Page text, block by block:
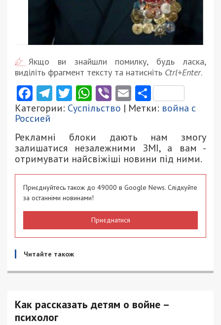
Якщо ви знайшли помилку, будь ласка,
виділіть фрагмент тексту та натисніть Ctrl+Enter.
Facebook
Telegram
Twitter
WhatsApp
ViberEmail
Категории: Суспільство | Метки: война с
Россией
Рекламні блоки дають нам змогу
залишатися незалежними ЗМІ, а вам -
отримувати найсвіжіші новини під ними.
Приєднуйтесь також до 49000 в Google News. Слідкуйте
за останніми новинами!
Приєднатися
Читайте також
Как рассказать детям о войне –
психолог